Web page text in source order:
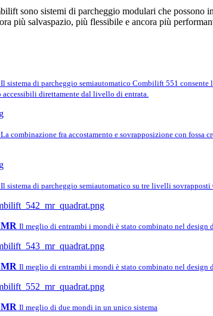
sono sistemi di parcheggio modulari che
più salvaspazio, più flessibile e ancora più
Il sistema di parcheggio semiautomatico Combilift 551
accessibili direttamente dal livello di entrata.
La combinazione fra accostamento e sovrapposizione con
Il sistema di parcheggio semiautomatico su tre livelli
Il meglio di entrambi i mondi è stato combinato nel design
Il meglio di entrambi i mondi è stato combinato nel design
Il meglio di due mondi in un unico sistema